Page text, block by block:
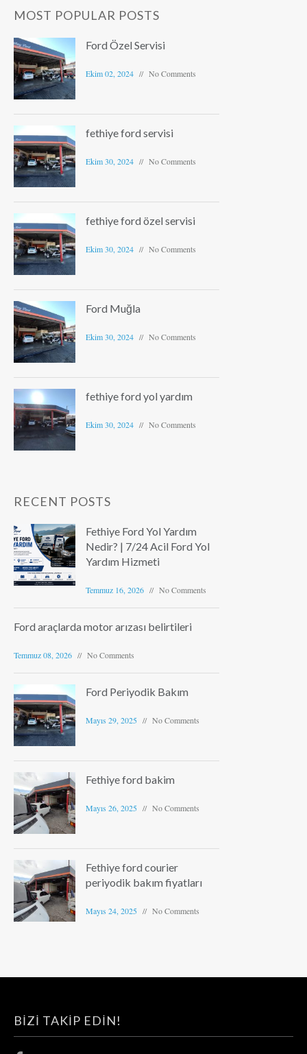
MOST POPULAR POSTS
Ford Özel Servisi
Ekim 02, 2024 No Comments
fethiye ford servisi
Ekim 30, 2024 No Comments
fethiye ford özel servisi
Ekim 30, 2024 No Comments
Ford Muğla
Ekim 30, 2024 No Comments
fethiye ford yol yardım
Ekim 30, 2024 No Comments
RECENT POSTS
Fethiye Ford Yol Yardım
Nedir? | 7/24 Acil Ford Yol
Yardım Hizmeti
Temmuz 16, 2026 No Comments
Ford araçlarda motor arızası belirtileri
Temmuz 08, 2026 No Comments
Ford Periyodik Bakım
Mayıs 29, 2025 No Comments
Fethiye ford bakim
Mayıs 26, 2025 No Comments
Fethiye ford courier
periyodik bakım fiyatları
Mayıs 24, 2025 No Comments
BIZI TAKIP EDIN!